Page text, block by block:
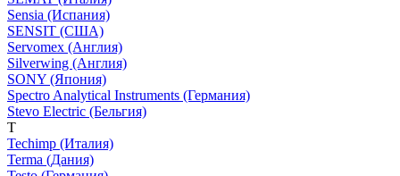
Sensia (Испания)
SENSIT (США)
Servomex (Англия)
Silverwing (Англия)
SONY (Япония)
Spectro Analytical Instruments (Германия)
Stevo Electric (Бельгия)
T
Techimp (Италия)
Terma (Дания)